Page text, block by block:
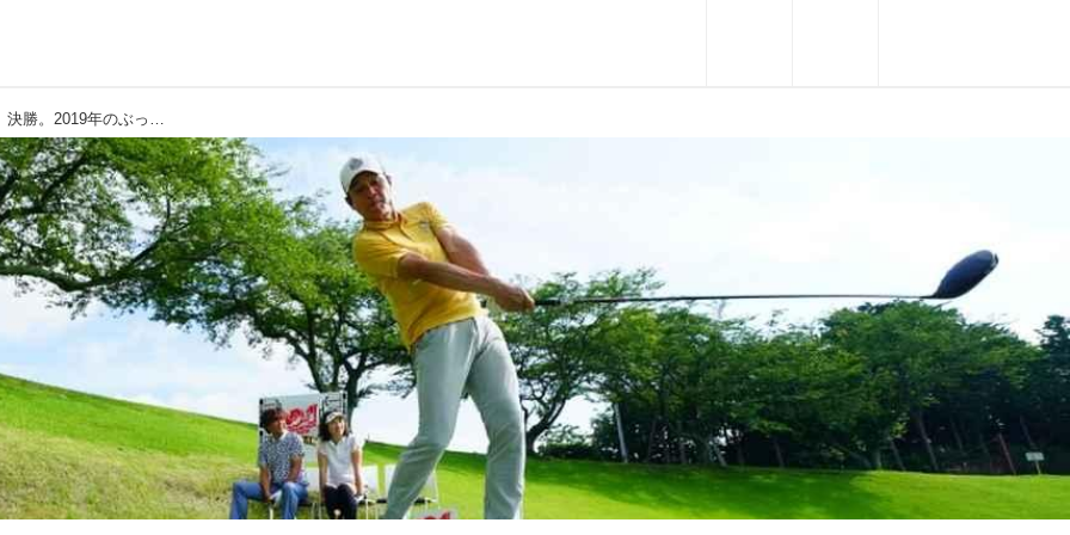
【D-1グランプリ】準々決勝、準決勝、決勝。2019年のぶっ飛びドライバーはG410? M5? エピック? それとも…